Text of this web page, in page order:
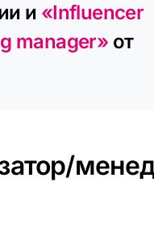
и «Influencer
manager» от